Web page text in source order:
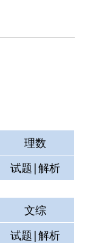
理数
试题|解析
文综
试题|解析